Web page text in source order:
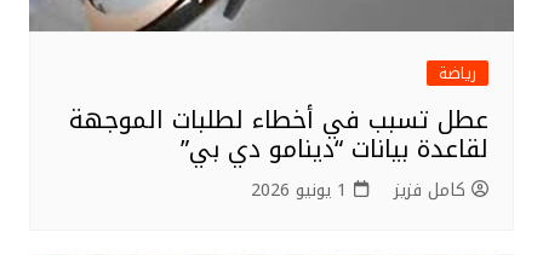
رياضة
عطل تسبب في أخطاء لطلبات الموجهة
لقاعدة بيانات “دينامو دي بي”
كامل فزيز 1 يونيو 2026